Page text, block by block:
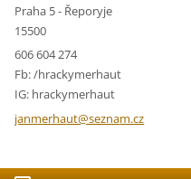
Praha 5 - Řeporyje
15500
606 604 274
Fb: /hrackymerhaut
IG: hrackymerhaut
janmerhaut@seznam.cz